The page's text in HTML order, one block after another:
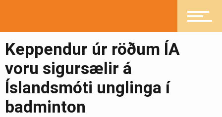
Keppendur úr röðum ÍA
voru sigursælir á
Íslandsmóti unglinga í
badminton